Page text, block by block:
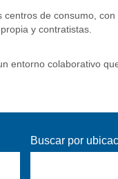
de consumo,
y contratistas.
entorno colaborativo
Buscar por